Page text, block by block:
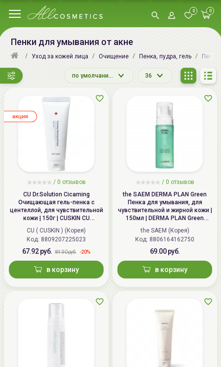
0 0
Пенки для умывания от акне
Уход за кожей лица Очищение Пенка, пудра, гель
по умолчанию 36
/ 0 отзывов
CU Dr.Solution Cicaming
Очищающая гель-пенка с
центеллой, для чувствительной
кожи | 150г | CUSKIN CU
Dr.Solution Cicaming Cleansing
Gel Foam
CU ( CUSKIN ) (Корея)
Код: 8809207225023
67.92 руб. 84.90 руб. -20%
в корзину
aкция
/ 0 отзывов
the SAEM DERMA PLAN Green
Пенка для умывания, для
чувствительной и жирной кожи |
150мл | DERMA PLAN Green
Bubble Foam Cleanser
the SAEM (Корея)
Код: 8806164162750
69.00 руб.
в корзину